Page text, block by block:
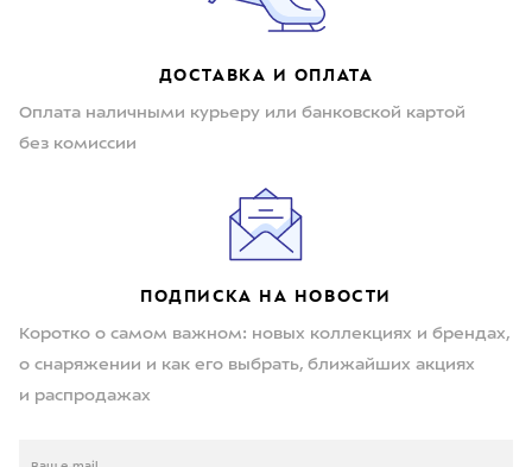
ДОСТАВКА И ОПЛАТА
Оплата наличными курьеру или банковской картой
без комиссии
ПОДПИСКА НА НОВОСТИ
Коротко о самом важном: новых коллекциях и брендах,
о снаряжении и как его выбрать, ближайших акциях
и распродажах